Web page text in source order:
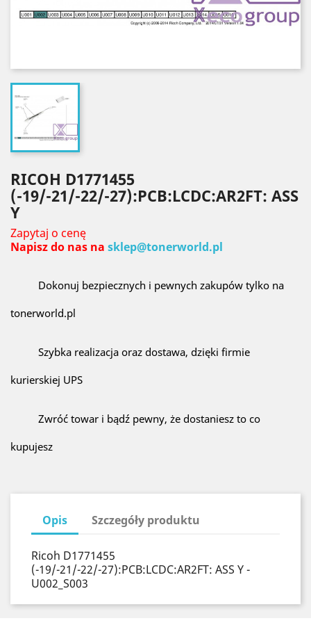
RICOH D1771455
(-19/-21/-22/-27):PCB:LCDC:AR2FT: ASS
Y
Zapytaj o cenę
Napisz do nas na sklep@tonerworld.pl
Dokonuj bezpiecznych i pewnych zakupów tylko na
tonerworld.pl
Szybka realizacja oraz dostawa, dzięki firmie
kurierskiej UPS
Zwróć towar i bądź pewny, że dostaniesz to co
kupujesz
Opis Szczegóły produktu
Ricoh D1771455
(-19/-21/-22/-27):PCB:LCDC:AR2FT: ASS Y -
U002_S003